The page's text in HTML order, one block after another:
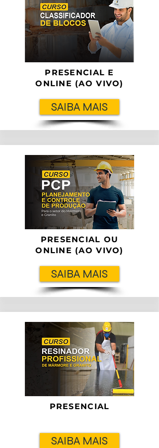
PRESENCIAL E
ONLINE (AO VIVO)
SAIBA MAIS
PRESENCIAL OU
ONLINE (AO VIVO)
SAIBA MAIS
PRESENCIAL
SAIBA MAIS